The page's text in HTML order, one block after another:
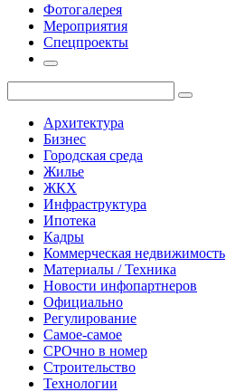
Фотогалерея
Мероприятия
Спецпроекты
Архитектура
Бизнес
Городская среда
Жилье
ЖКХ
Инфраструктура
Ипотека
Кадры
Коммерческая недвижимость
Материалы / Техника
Новости инфопартнеров
Официально
Регулирование
Самое-самое
СРОчно в номер
Строительство
Технологии